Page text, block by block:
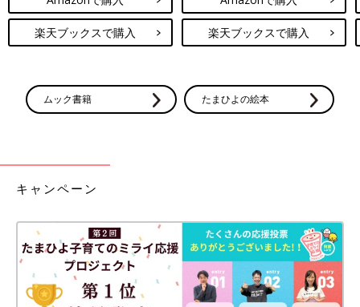
楽天ブックスで購入 楽天ブックスで購入
ムック書籍 たまひよの絵本
キャンペーン